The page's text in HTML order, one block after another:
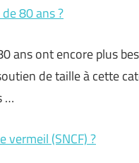
80 ans ?
ans ont encore plus
de taille à cette
…
vermeil (SNCF) ?